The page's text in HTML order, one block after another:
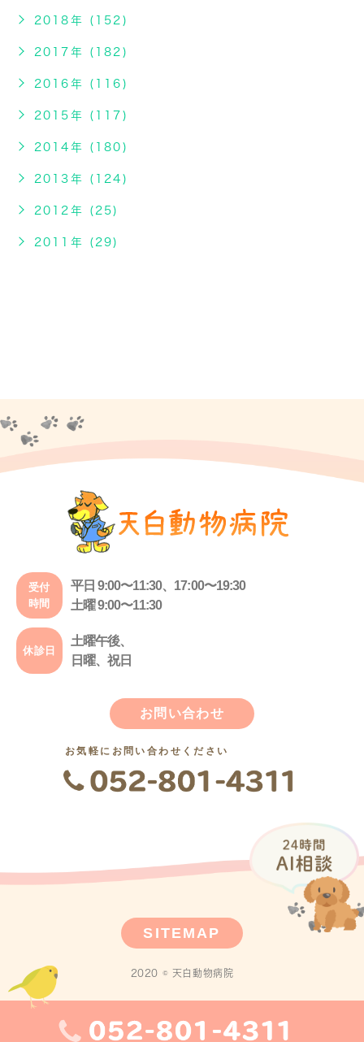
2018年 (152)
2017年 (182)
2016年 (116)
2015年 (117)
2014年 (180)
2013年 (124)
2012年 (25)
2011年 (29)
受付
時間
平日 9:00〜11:30、17:00〜19:30
土曜 9:00〜11:30
休診日
土曜午後、
日曜、祝日
お問い合わせ
お気軽にお問い合わせください
SITEMAP
2020 © 天白動物病院